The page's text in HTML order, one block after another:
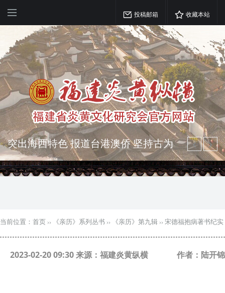
投稿邮箱 收藏本站
弘扬优秀文化 振奋民族精神 介绍民族
瑰宝 宣传中华精英
突出海西特色 报道台港澳侨 坚持古为
当前位置： 首页 ›› 《亲历》系列丛书 ›› 《亲历》第九辑 ›› 宋德福抱病著书纪实
2023-02-20 09:30 来源：福建炎黄纵横 作者：陆开锦